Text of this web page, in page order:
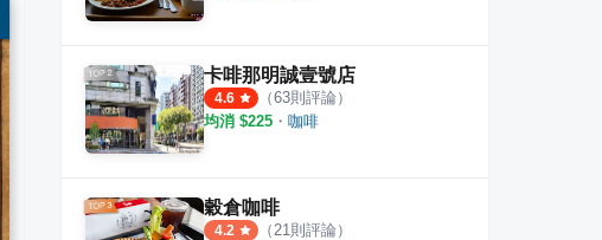
卡啡那明誠壹號店
4.6 （63則評論）
均消 $225 ・ 咖啡
穀倉咖啡
4.2 （ 21 則評論）